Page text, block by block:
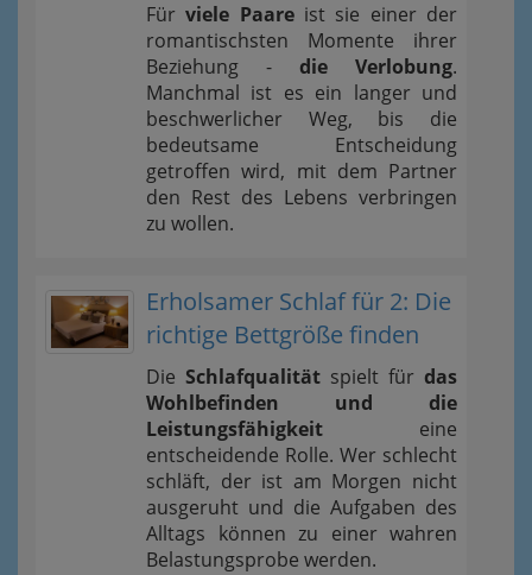
Fürviele Paareist sie einer der
romantischsten Momente ihrer
Beziehung - die Verlobung.
Manchmal ist es ein langer und
beschwerlicher Weg, bis die
bedeutsame Entscheidung
getroffen wird, mit dem Partner
den Rest des Lebens verbringen
zu wollen.
Erholsamer Schlaf für 2: Die
richtige Bettgröße finden
Die Schlafqualität spielt für das
Wohlbefinden und die
Leistungsfähigkeit eine
entscheidende Rolle. Wer schlecht
schläft, der ist am Morgen nicht
ausgeruht und die Aufgaben des
Alltags können zu einer wahren
Belastungsprobe werden.